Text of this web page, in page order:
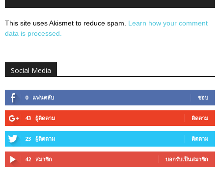
This site uses Akismet to reduce spam. Learn how your comment
data is processed.
Social Media
0 แฟนคลับ ชอบ
43 ผู้ติดตาม ติดตาม
23 ผู้ติดตาม ติดตาม
42 สมาชิก บอกรับเป็นสมาชิก